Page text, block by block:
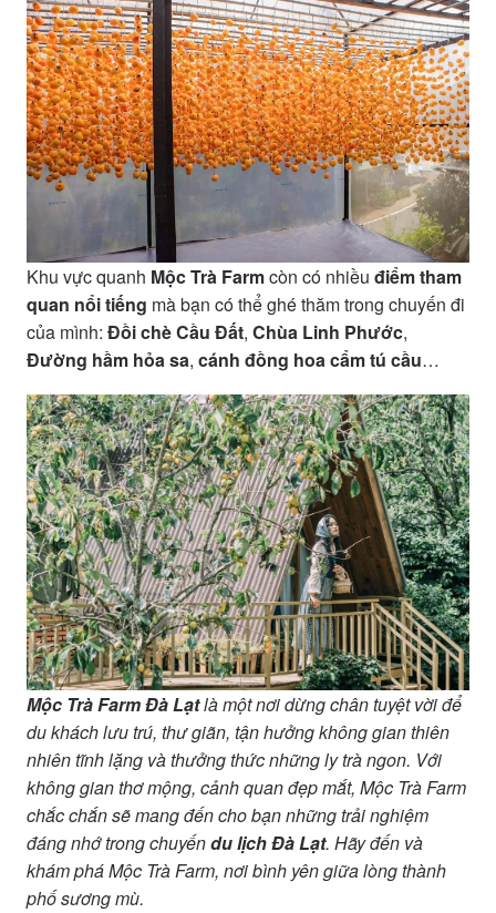
Khu vực quanh Mộc Trà Farmcòn có nhiều điểm tham
quan nổi tiếng mà bạn có thể ghé thăm trong chuyến đi
của mình: Đồi chè Cầu Đất, Chùa Linh Phước,
Đường hầm hỏa sa, cánh đồng hoa cẩm tú cầu…
Mộc Trà Farm Đà Lạtlà một nơi dừng chân tuyệt vời để
du khách lưu trú, thư giãn, tận hưởng không gian thiên
nhiên tĩnh lặng và thưởng thức những ly trà ngon. Với
không gian thơ mộng, cảnh quan đẹp mắt, Mộc Trà Farm
chắc chắn sẽ mang đến cho bạn những trải nghiệm
đáng nhớ trong chuyếndu lịch Đà Lạt. Hãy đến và
khám phá Mộc Trà Farm, nơi bình yên giữa lòng thành
phố sương mù.